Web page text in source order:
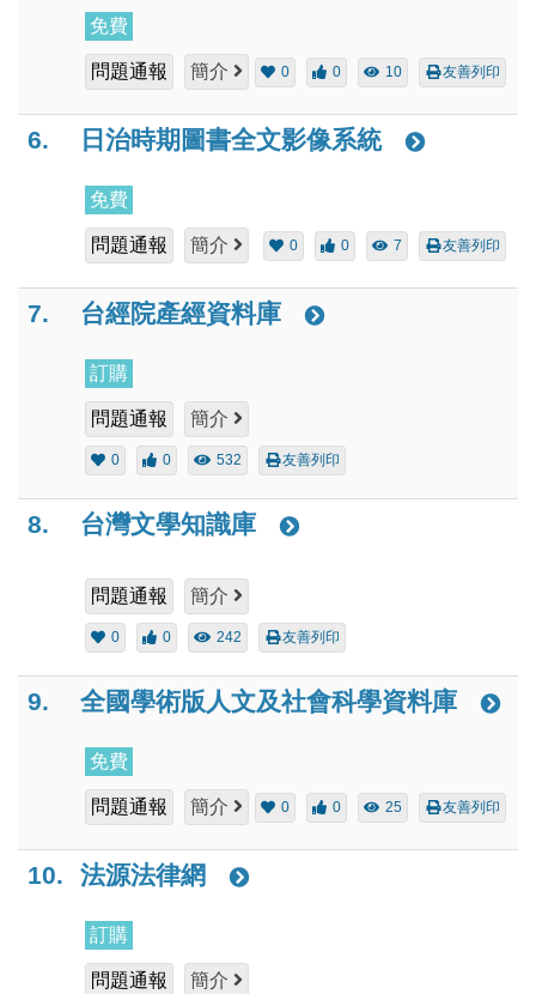
免費
問題通報 簡介 0 0 10 友善列印
6. 日治時期圖書全文影像系統
免費
問題通報 簡介 0 0 7 友善列印
7. 台經院產經資料庫
訂購
問題通報 簡介
0 0 532 友善列印
8. 台灣文學知識庫
問題通報 簡介
0 0 242 友善列印
9. 全國學術版人文及社會科學資料庫
免費
問題通報 簡介 0 0 25 友善列印
10. 法源法律網
訂購
問題通報 簡介